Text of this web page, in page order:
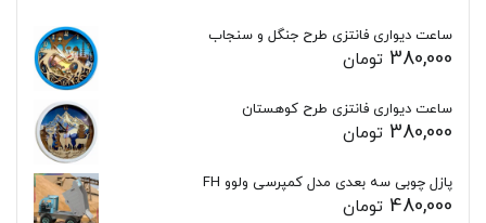
ساعت دیواری فانتزی طرح جنگل و سنجاب
380,000 تومان
ساعت دیواری فانتزی طرح کوهستان
380,000 تومان
پازل چوبی سه بعدی مدل کمپرسی ولوو FH
480,000 تومان